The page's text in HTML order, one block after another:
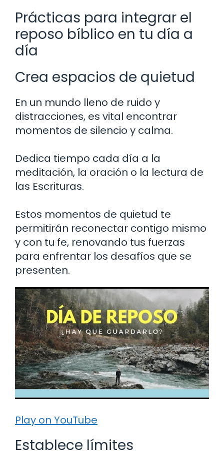
Prácticas para integrar el
reposo bíblico en tu día a
día
Crea espacios de quietud
En un mundo lleno de ruido y
distracciones, es vital encontrar
momentos de silencio y calma.
Dedica tiempo cada día a la
meditación, la oración o la lectura de
las Escrituras.
Estos momentos de quietud te
permitirán reconectar contigo mismo
y con tu fe, renovando tus fuerzas
para enfrentar los desafíos que se
presenten.
Play on YouTube
Establece límites